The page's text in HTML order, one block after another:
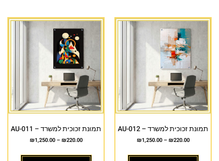
תמונת זכוכית למשרד – AU-012
₪220.00
–
₪1,250.00
תמונת זכוכית למשרד – AU-011
₪220.00
–
₪1,250.00